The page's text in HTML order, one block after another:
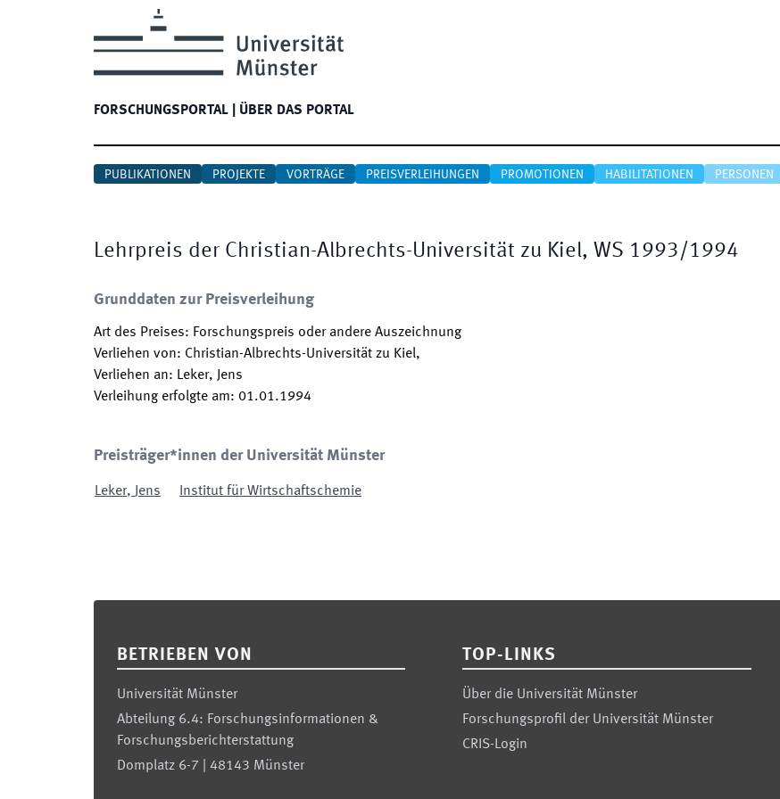
FORSCHUNGSPORTAL ÜBER DAS PORTAL
PUBLIKATIONEN PROJEKTE VORTRÄGE PREISVERLEIHUNGEN PROMOTIONEN HABILITATIONEN PERSONEN
Lehrpreis der Christian-Albrechts-Universität zu Kiel, WS 1993/1994
Grunddaten zur Preisverleihung
Art des Preises: Forschungspreis oder andere Auszeichnung
Verliehen von: Christian-Albrechts-Universität zu Kiel,
Verliehen an: Leker, Jens
Verleihung erfolgte am: 01.01.1994
Preisträger*innen der Universität Münster
Leker, Jens Institut für Wirtschaftschemie
BETRIEBEN VON
Universität Münster
Abteilung 6.4: Forschungsinformationen &
Forschungsberichterstattung
Domplatz 6-7 | 48143 Münster
TOP-LINKS
Über die Universität Münster
Forschungsprofil der Universität Münster
CRIS-Login